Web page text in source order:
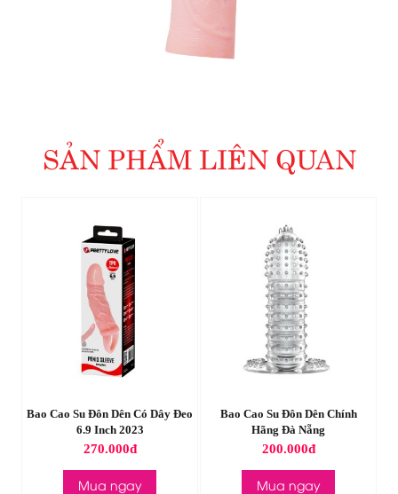
SẢN PHẨM LIÊN QUAN
Bao Cao Su Đôn Dên Chính
Hãng Đà Nẵng
200.000đ
Mua ngay
Bao Cao Su Đôn Dên Trơn 2023
Tại Đà Nẵng
250.000đ
Mua ngay